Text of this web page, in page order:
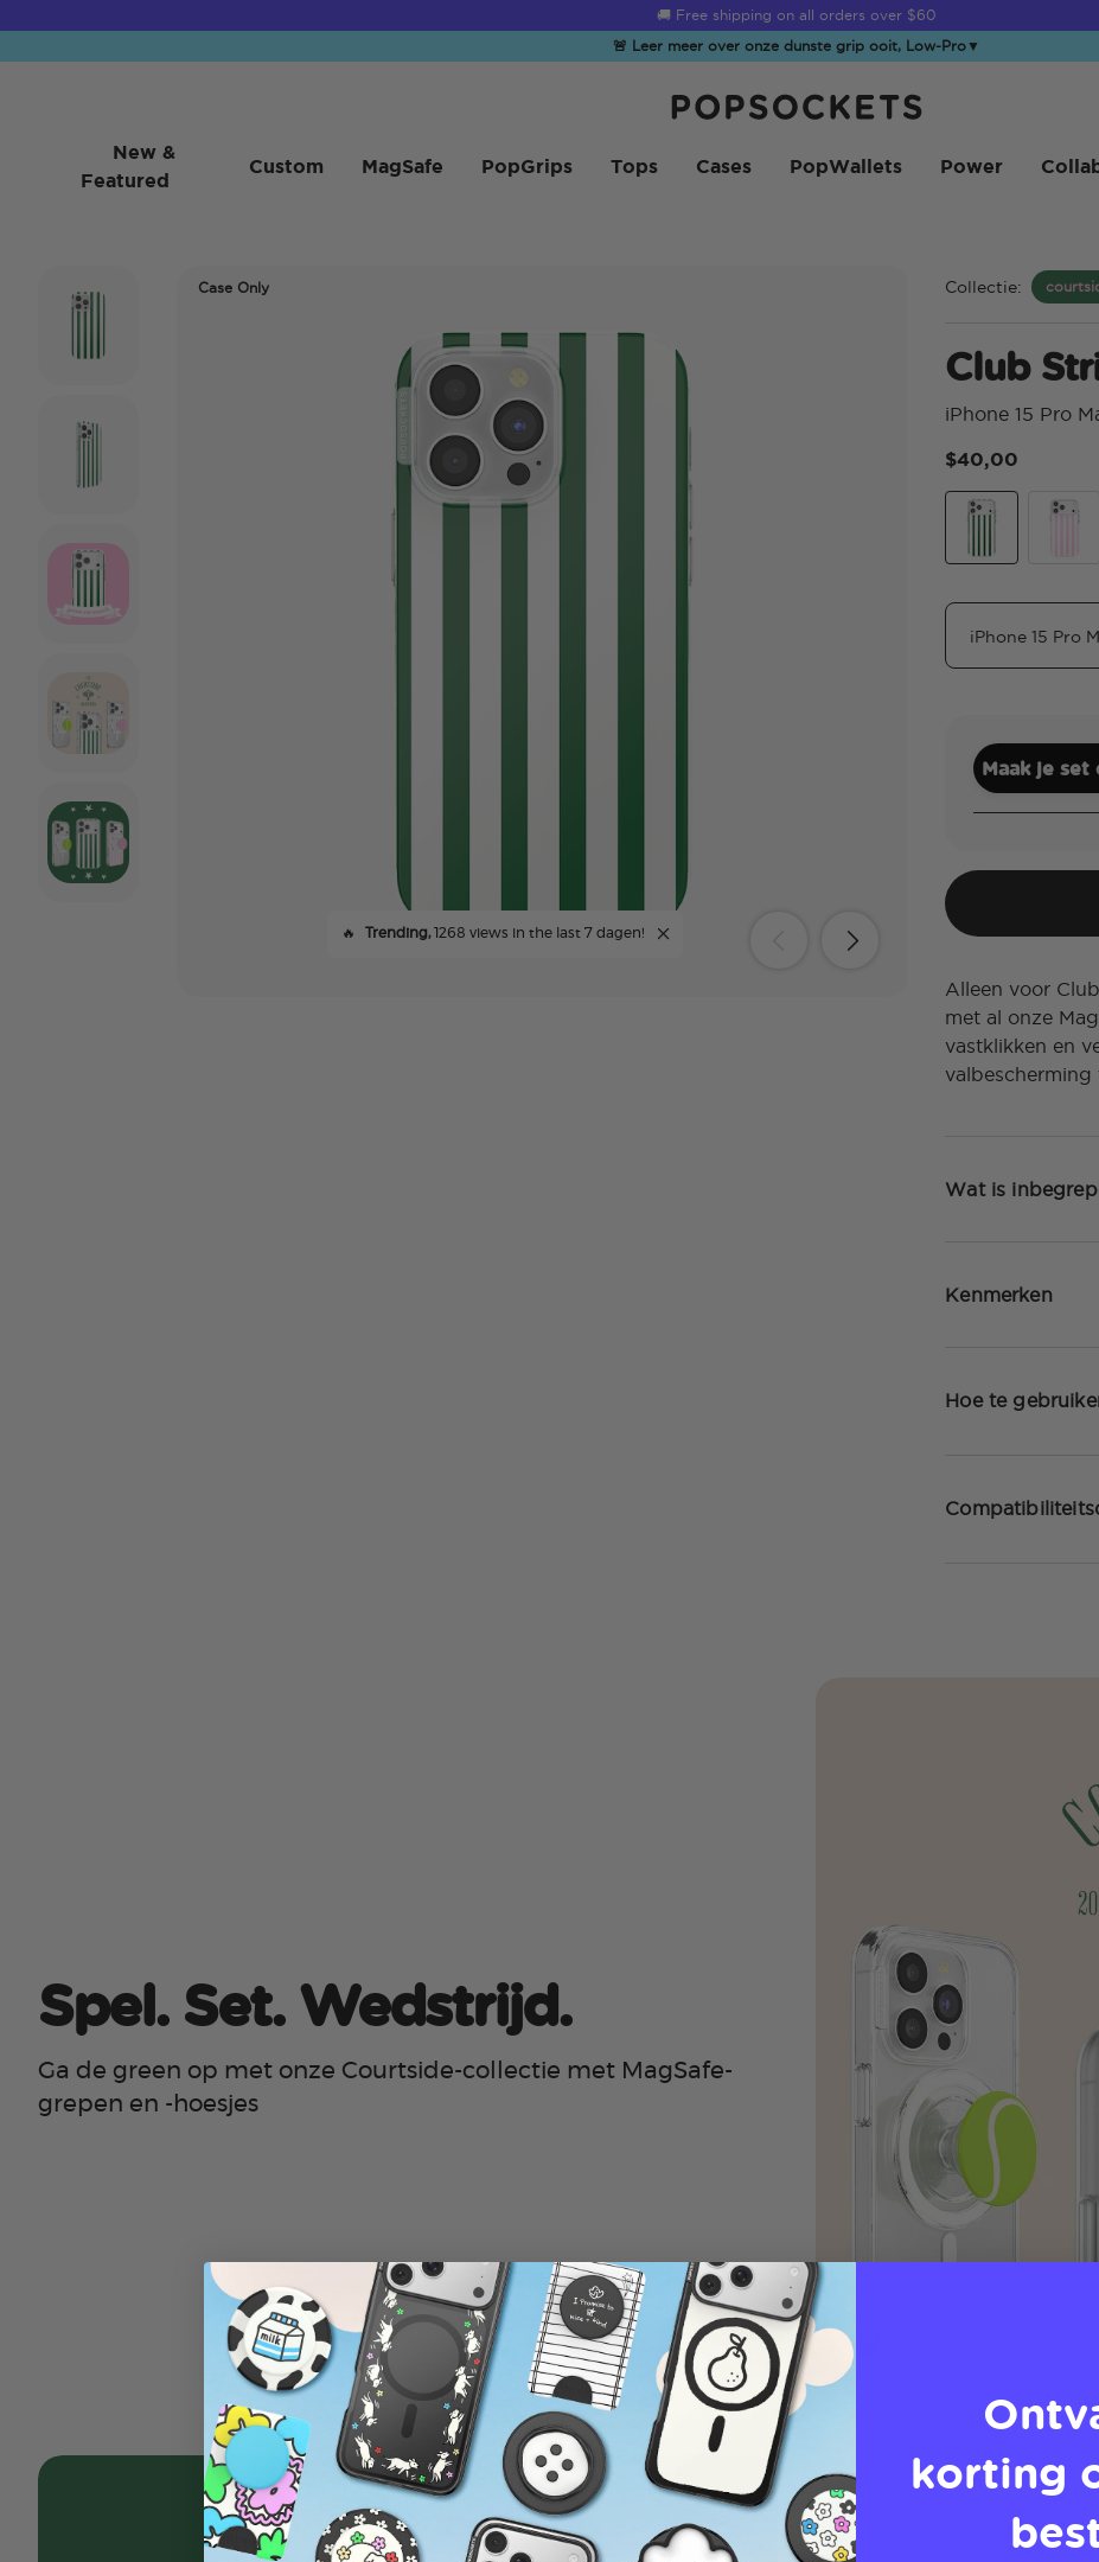
Summer Sendoff Sale is on 🚨 Up to 60% off
🚨 Leer meer over onze dunste grip ooit, Low-Pro ▼
New &
Featured
Custom MagSafe PopGrips Tops Cases PopWallets Power
Case Only
🔥 Trending,1268 views in the last 7 dagen!
Collectie:
Club
iPhone 15 Pro
$40,00
Maak je
Alleen voor
met al onze
vastklikken en
valbescherming
Wat is
Kenmerken
Hoe te
Spel. Set. Wedstrijd.
Ga de green op met onze Courtside-collectie met MagSafe-
grepen en -hoesjes
korting